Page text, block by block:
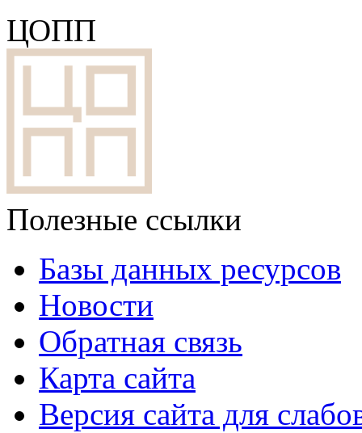
ЦОПП
Полезные ссылки
Базы данных ресурсов
Новости
Обратная связь
Карта сайта
Версия сайта для